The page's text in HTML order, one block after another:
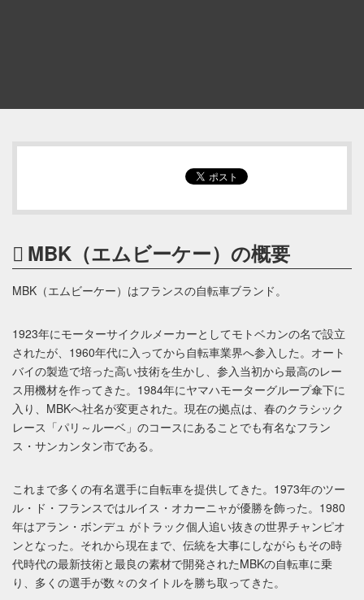
MBK（エムビーケー）の概要
MBK（エムビーケー）はフランスの自転車ブランド。
1923年にモーターサイクルメーカーとしてモトベカンの名で設立
されたが、1960年代に入ってから自転車業界へ参入した。オート
バイの製造で培った高い技術を生かし、参入当初から最高のレー
ス用機材を作ってきた。1984年にヤマハモーターグループ傘下に
入り、MBKへ社名が変更された。現在の拠点は、春のクラシック
レース「パリ～ルーベ」のコースにあることでも有名なフラン
ス・サンカンタン市である。
これまで多くの有名選手に自転車を提供してきた。1973年のツー
ル・ド・フランスではルイス・オカーニャが優勝を飾った。1980
年はアラン・ボンデュ がトラック個人追い抜きの世界チャンピオ
ンとなった。それから現在まで、伝統を大事にしながらもその時
代時代の最新技術と最良の素材で開発されたMBKの自転車に乗
り、多くの選手が数々のタイトルを勝ち取ってきた。